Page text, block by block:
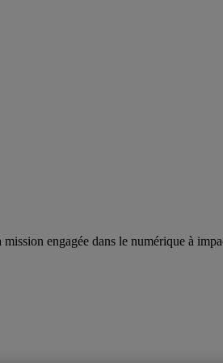
engagée dans le numérique à